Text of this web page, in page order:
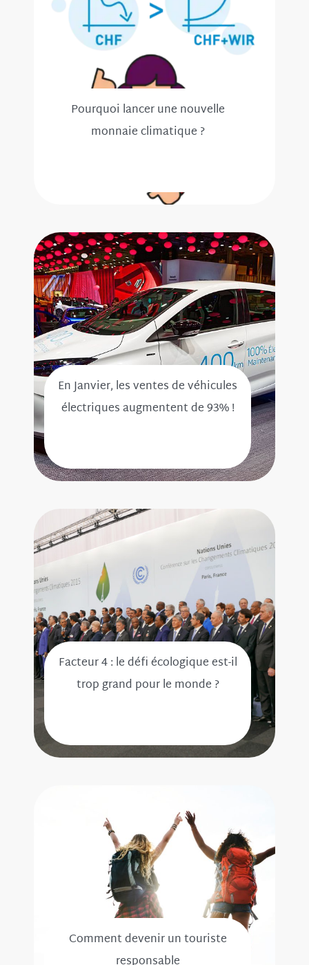
Pourquoi lancer une nouvelle
monnaie climatique ?
En Janvier, les ventes de véhicules
électriques augmentent de 93% !
Facteur 4 : le défi écologique est-il
trop grand pour le monde ?
Comment devenir un touriste